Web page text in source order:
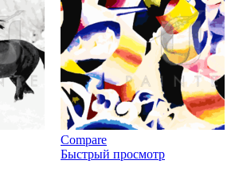
Compare
Быстрый просмотр